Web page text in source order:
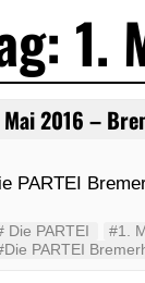
1.
Mai 2016 –
PARTEI
‪Die PARTEI‬ #1.
PARTEI